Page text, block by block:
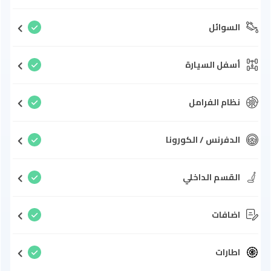
السوائل
أسفل السيارة
نظام الفرامل
الدفرنس / الكورونا
القسم الداخلي
اضافات
اطارات